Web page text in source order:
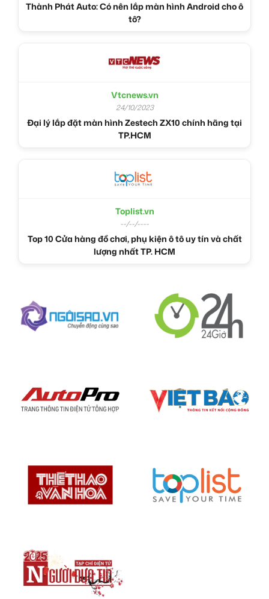
Thành Phát Auto: Có nên lắp màn hình Android cho ô
tô?
Vtcnews.vn
24/10/2023
Đại lý lắp đặt màn hình Zestech ZX10 chính hãng tại
TP.HCM
Toplist.vn
--/--/----
Top 10 Cửa hàng đồ chơi, phụ kiện ô tô uy tín và chất
lượng nhất TP. HCM